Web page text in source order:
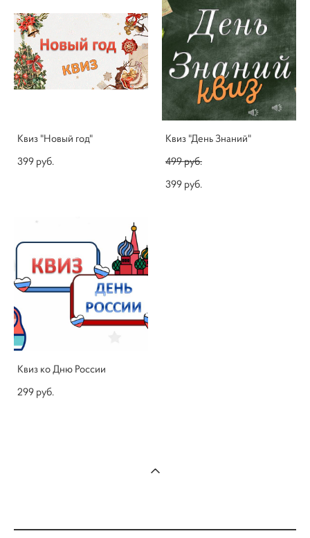
Квиз "Новый год"
399 pуб.
Квиз "День Знаний"
499 pуб.
399 pуб.
Квиз ко Дню России
299 pуб.